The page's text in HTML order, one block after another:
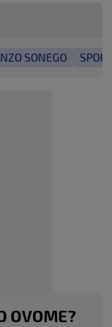
SONEGO
OVOME?